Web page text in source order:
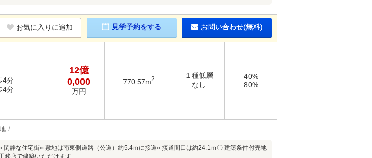
お気に入りに追加 見学予約をする お問い合わせ(無料)
4分
4分
12億
0,000
万円
770.57m2
１種低層
なし
40%
80%
静な住宅街○ 敷地は南東側道路（公道）約5.4ｍに接道○ 接道間口は約24.1ｍ〇 建築条件付売地
店で建築いただけます